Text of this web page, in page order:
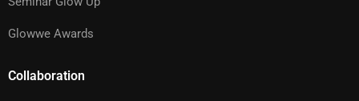
Glowwe Awards
Collaboration